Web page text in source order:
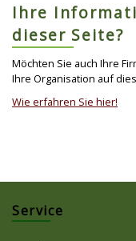
Ihre
dieser Seite?
Möchten Sie auch Ihre
Ihre Organisation auf
Wie erfahren Sie hier!
Service